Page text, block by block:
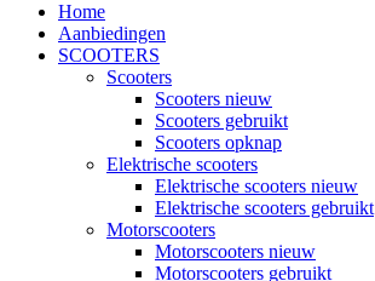
Home
Aanbiedingen
SCOOTERS
Scooters
Scooters nieuw
Scooters gebruikt
Scooters opknap
Elektrische scooters
Elektrische scooters nieuw
Elektrische scooters gebruikt
Motorscooters
Motorscooters nieuw
Motorscooters gebruikt